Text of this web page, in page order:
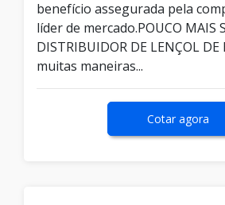
benefício assegurada pela
líder de mercado.POUCO MAIS
DISTRIBUIDOR DE LENÇOL DE
muitas maneiras...
Cotar agora